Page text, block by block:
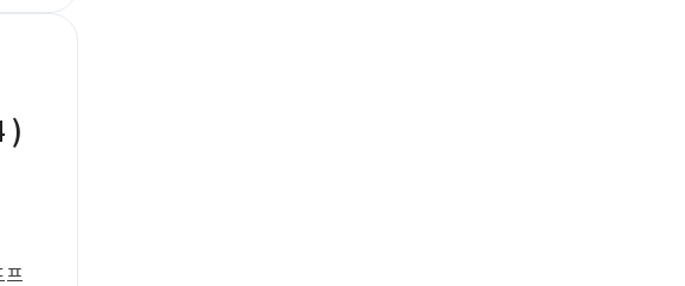
)
프